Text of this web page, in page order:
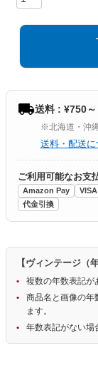
送料 : ¥750～
※北海道・沖
送料・配送に
ご利用可能なお支
Amazon Pay VISA
代金引換
【ヴィンテージ（
複数の年数表記が
商品名と画像の年
ます。
年数表記がない場